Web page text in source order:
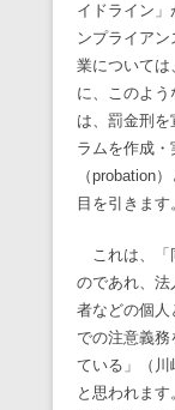
イドライン
ンプライア
業については
に、このよ
は、罰金刑
ラムを作成
（probation
目を引きます
これは、「
のであれ、法
者などの個人
での注意義務
ている」（
と思われま